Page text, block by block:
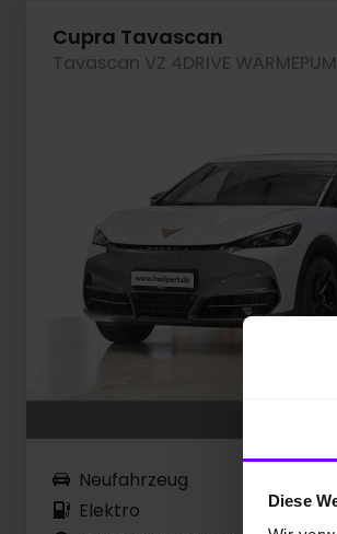
Diese
Cupra Tavascan
Neufahrzeug
Elektro
250